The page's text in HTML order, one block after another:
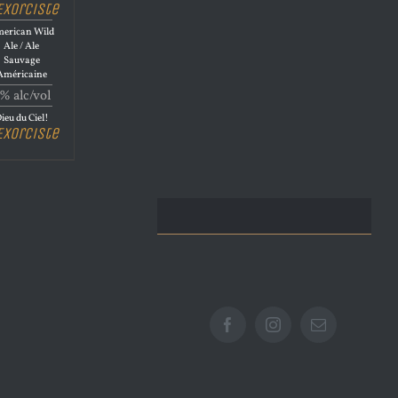
Wild
Ale / Ale
Sauvage
alc/vol
du Ciel!
FacebookInstagramEmail